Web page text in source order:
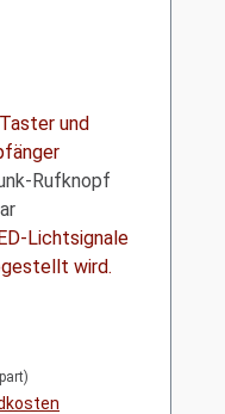
und
Rufknopf
Lichtsignale
wird.